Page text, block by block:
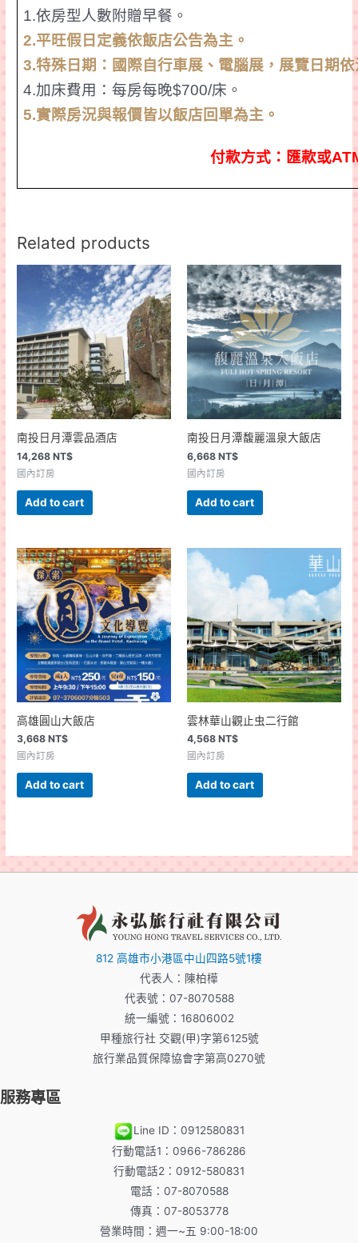
1.依房型人數附贈早餐。
2.平旺假日 定義依飯店公告為主。
3.特殊日期：國際自行車展、電腦展，展覽日期
4.加床費用：每房每晚$700/床。
5.實際房況與報價皆以飯店回單為主。
付款方式：匯款或
Related products
南投日月潭雲品酒店
14,268NT$
國內訂房
Add to cart
南投日月潭馥麗溫泉大飯店
6,668 NT$
國內訂房
Add to cart
高雄圓山大飯店
3,668NT$
國內訂房
Add to cart
雲林華山觀止虫二行館
4,568 NT$
國內訂房
Add to cart
812 高雄市小港區中山四路5號1樓
代表人：陳柏樺
代表號：07-8070588
統一編號：16806002
甲種旅行社 交觀(甲)字第6125號
旅行業品質保障協會字第高0270號
服務專區
Line ID：0912580831
行動電話1：0966-786286
行動電話2：0912-580831
電話：07-8070588
傳真：07-8053778
營業時間：週一~五 9:00-18:00